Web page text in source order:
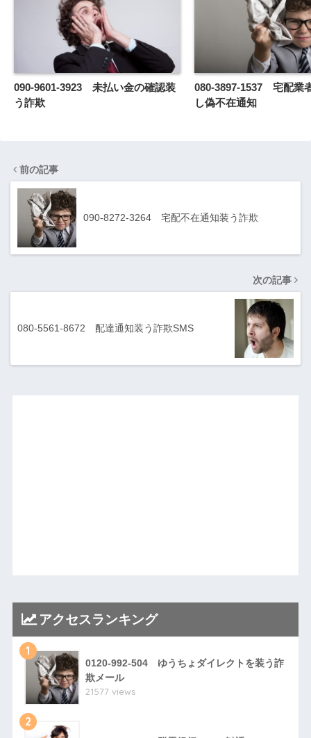
090-9601-3923 未払い金の確認装
う詐欺
080-3897-1537 宅配業
し偽不在通知
前の記事
090-8272-3264 宅配不在通知装う詐欺
次の記事
080-5561-8672 配達通知装う詐欺SMS
アクセスランキング
1
0120-992-504 ゆうちょダイレクトを装う詐
欺メール
21577 views
2